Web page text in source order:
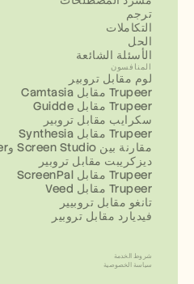
ترجم
التكاملات
الحل
الأسئلة الشائعة
المنافسون
لوم مقابل تروبير
Camtasia مقابل Trupeer
Guidde مقابل Trupeer
سكرايب مقابل تروبير
Synthesia مقابل Trupeer
مقارنة بين Screen Studio وTrupeer
ديزكريبت مقابل تروبير
ScreenPal مقابل Trupeer
Veed مقابل Trupeer
تانغو مقابل تروبيير
فيديارد مقابل تروبير
شروط الخدمة
سياسة الخصوصية